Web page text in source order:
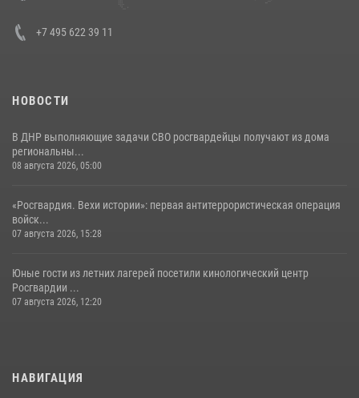
+7 495 622 39 11
НОВОСТИ
В ДНР выполняющие задачи СВО росгвардейцы получают из дома
региональны...
08 августа 2026, 05:00
«Росгвардия. Вехи истории»: первая антитеррористическая операция
войск...
07 августа 2026, 15:28
Юные гости из летних лагерей посетили кинологический центр
Росгвардии ...
07 августа 2026, 12:20
НАВИГАЦИЯ